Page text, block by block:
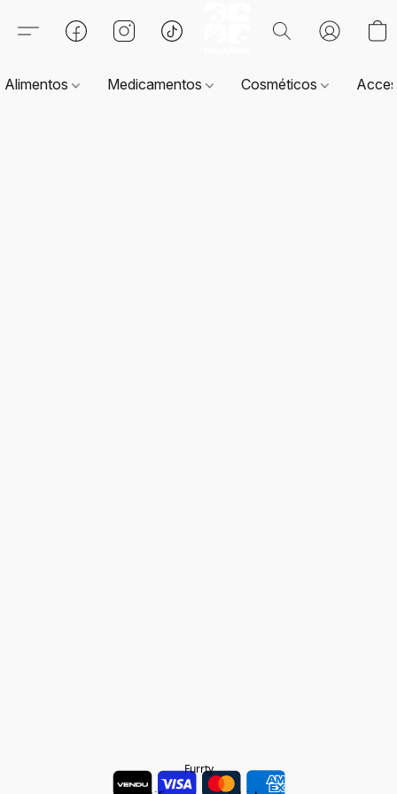
Alimentos Medicamentos Cosméticos
Furrty